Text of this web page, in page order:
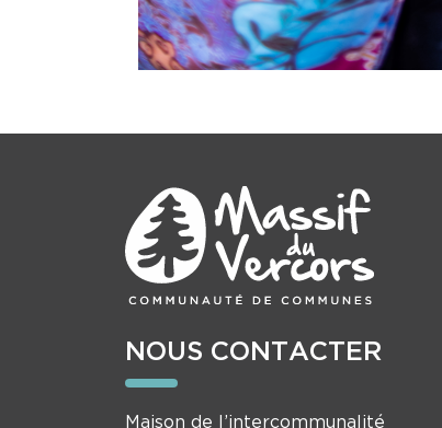
NOUS CONTACTER
Maison de l’intercommunalité